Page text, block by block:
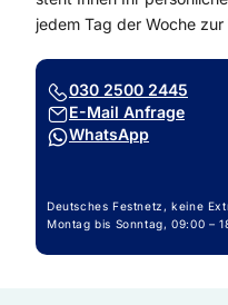
jedem Tag der Woche
030 2500 2445
E-Mail Anfrage
WhatsApp
Deutsches Festnetz, keine
Montag bis Sonntag, 09:00 –